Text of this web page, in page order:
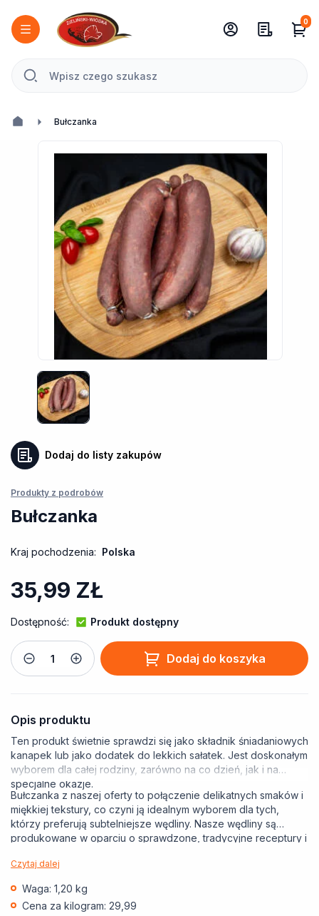
0
Bułczanka
Dodaj do listy zakupów
Produkty z podrobów
Bułczanka
Kraj pochodzenia: Polska
35,99 ZŁ
Dostępność: Produkt dostępny
Dodaj do koszyka
Opis produktu
Bułczanka z naszej oferty to połączenie delikatnych smaków i
miękkiej tekstury, co czyni ją idealnym wyborem dla tych,
którzy preferują subtelniejsze wędliny. Nasze wędliny są
produkowane w oparciu o sprawdzone, tradycyjne receptury i
Ten produkt świetnie sprawdzi się jako składnik śniadaniowych
kanapek lub jako dodatek do lekkich sałatek. Jest doskonałym
wyborem dla całej rodziny, zarówno na co dzień, jak i na
specjalne okazje.
Czytaj dalej
Waga: 1,20 kg
Cena za kilogram: 29,99